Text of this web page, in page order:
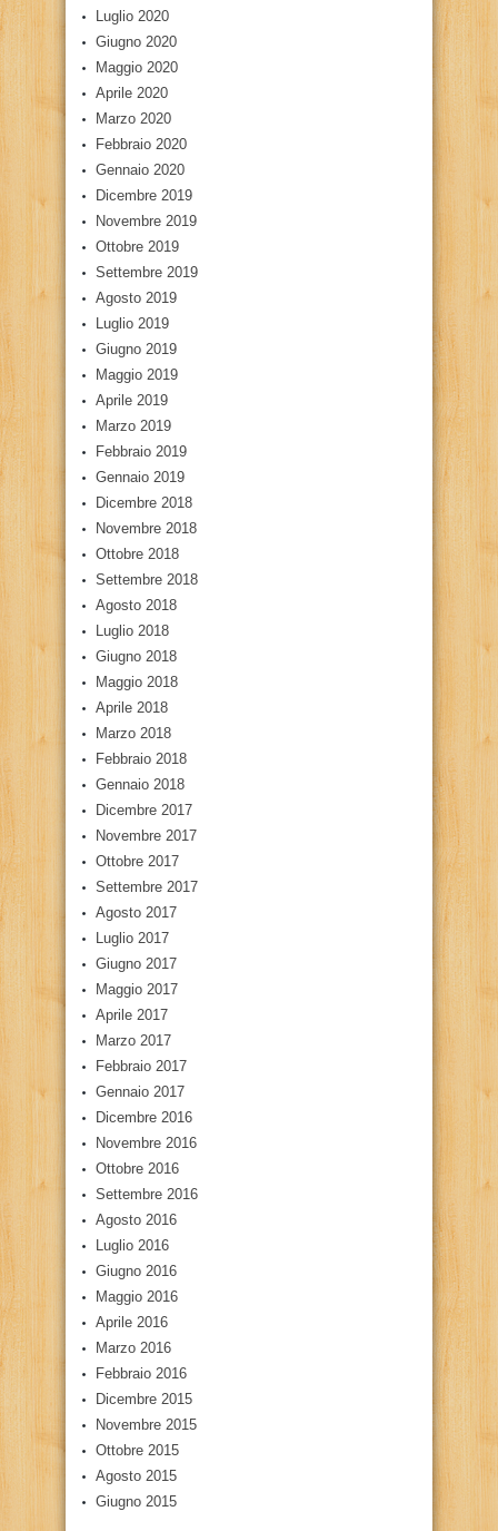
Luglio 2020
Giugno 2020
Maggio 2020
Aprile 2020
Marzo 2020
Febbraio 2020
Gennaio 2020
Dicembre 2019
Novembre 2019
Ottobre 2019
Settembre 2019
Agosto 2019
Luglio 2019
Giugno 2019
Maggio 2019
Aprile 2019
Marzo 2019
Febbraio 2019
Gennaio 2019
Dicembre 2018
Novembre 2018
Ottobre 2018
Settembre 2018
Agosto 2018
Luglio 2018
Giugno 2018
Maggio 2018
Aprile 2018
Marzo 2018
Febbraio 2018
Gennaio 2018
Dicembre 2017
Novembre 2017
Ottobre 2017
Settembre 2017
Agosto 2017
Luglio 2017
Giugno 2017
Maggio 2017
Aprile 2017
Marzo 2017
Febbraio 2017
Gennaio 2017
Dicembre 2016
Novembre 2016
Ottobre 2016
Settembre 2016
Agosto 2016
Luglio 2016
Giugno 2016
Maggio 2016
Aprile 2016
Marzo 2016
Febbraio 2016
Dicembre 2015
Novembre 2015
Ottobre 2015
Agosto 2015
Giugno 2015